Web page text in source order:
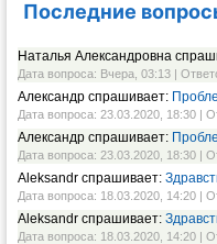
Последние
Наталья Александровна
Дата вопроса: Вчера, 03:13 |
Александр спрашивает:
Дата вопроса: 23.03.2020, 18:30 |
Александр спрашивает:
Дата вопроса: 23.03.2020, 18:30 |
Aleksandr спрашивает:
Дата вопроса: 18.03.2020, 14:20 |
Aleksandr спрашивает:
Дата вопроса: 18.03.2020, 14:20 |